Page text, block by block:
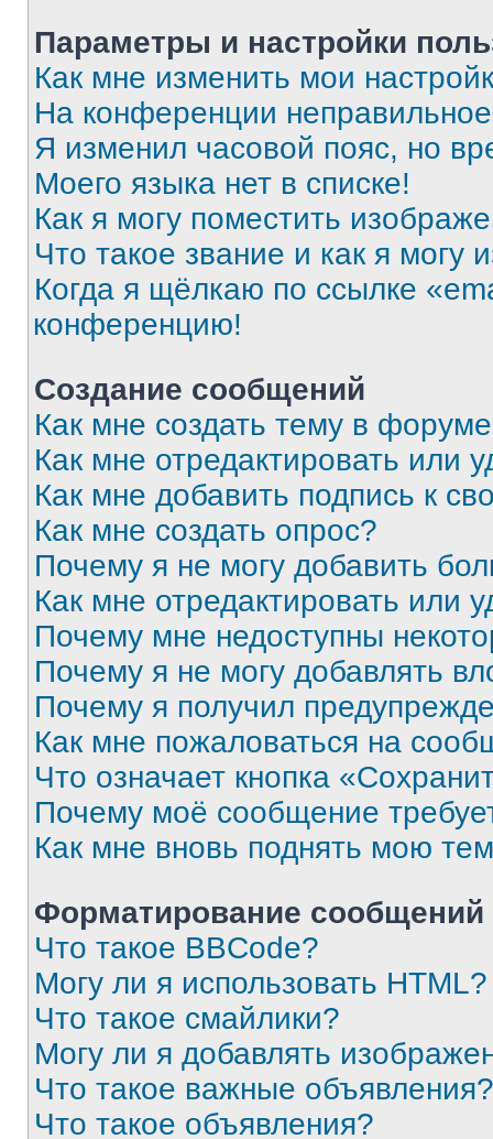
Параметры и настройки
Как мне изменить мои
На конференции
Я изменил часовой пояс, но
Моего языка нет в списке!
Как я могу поместить
Что такое звание и как я могу
Когда я щёлкаю по ссылке
конференцию!
Создание сообщений
Как мне создать тему в
Как мне отредактировать или
Как мне добавить подпись к
Как мне создать опрос?
Почему я не могу добавить
Как мне отредактировать или
Почему мне недоступны
Почему я не могу добавлять
Почему я получил
Как мне пожаловаться на
Что означает кнопка
Почему моё сообщение
Как мне вновь поднять мою
Форматирование
Что такое BBCode?
Могу ли я использовать HTML?
Что такое смайлики?
Могу ли я добавлять
Что такое важные объявления?
Что такое объявления?